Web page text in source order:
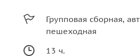
Групповая сборная,
пешеходная
13 ч.